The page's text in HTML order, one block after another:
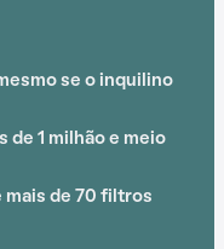
se o inquilino
de 1 milhão e meio
mais de 70 filtros